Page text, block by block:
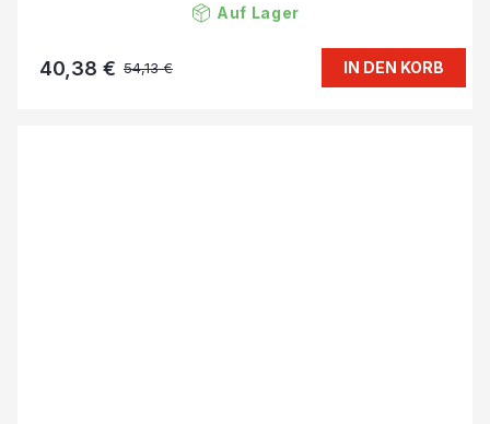
Auf Lager
54,13 €
40,38 € IN DEN KORB